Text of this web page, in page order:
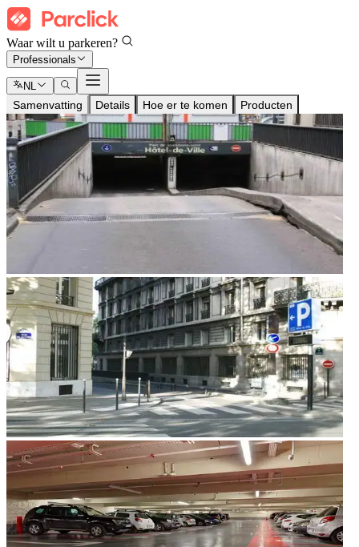
Waar wilt u parkeren?
Professionals
NL
Samenvatting Details Hoe er te komen Producten